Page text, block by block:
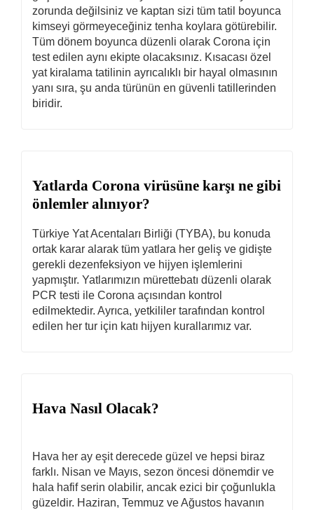
zorunda değilsiniz ve kaptan sizi tüm tatil boyunca
kimseyi görmeyeceğiniz tenha koylara götürebilir.
Tüm dönem boyunca düzenli olarak Corona için
test edilen aynı ekipte olacaksınız. Kısacası özel
yat kiralama tatilinin ayrıcalıklı bir hayal olmasının
yanı sıra, şu anda türünün en güvenli tatillerinden
biridir.
Yatlarda Corona virüsüne karşı ne gibi
önlemler alınıyor?
Türkiye Yat Acentaları Birliği (TYBA), bu konuda
ortak karar alarak tüm yatlara her geliş ve gidişte
gerekli dezenfeksiyon ve hijyen işlemlerini
yapmıştır. Yatlarımızın mürettebatı düzenli olarak
PCR testi ile Corona açısından kontrol
edilmektedir. Ayrıca, yetkililer tarafından kontrol
edilen her tur için katı hijyen kurallarımız var.
Hava Nasıl Olacak?
Hava her ay eşit derecede güzel ve hepsi biraz
farklı. Nisan ve Mayıs, sezon öncesi dönemdir ve
hala hafif serin olabilir, ancak ezici bir çoğunlukla
güzeldir. Haziran, Temmuz ve Ağustos havanın